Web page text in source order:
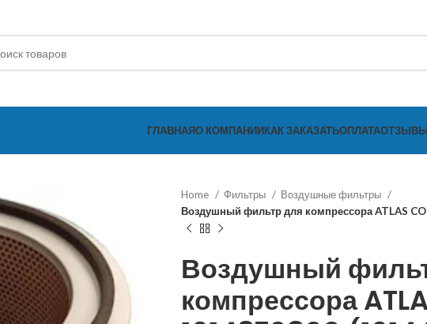
ГЛАВНАЯО КОМПАНИИКАК ЗАКАЗАТЬОПЛАТАОТЗЫВЫ
Home Фильтры
Воздушные фильтры
Воздушный фильтр для компрессора ATLAS
Воздушный
компрессора